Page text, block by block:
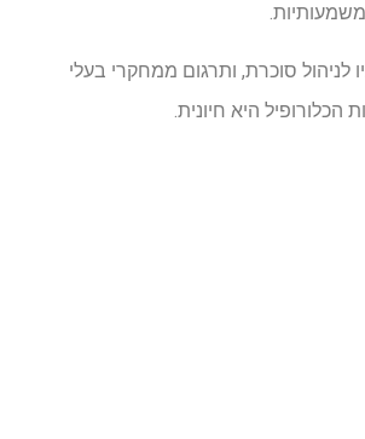
לניהול סוכרת, ותרגום ממחקרי בעלי
היא חיונית.